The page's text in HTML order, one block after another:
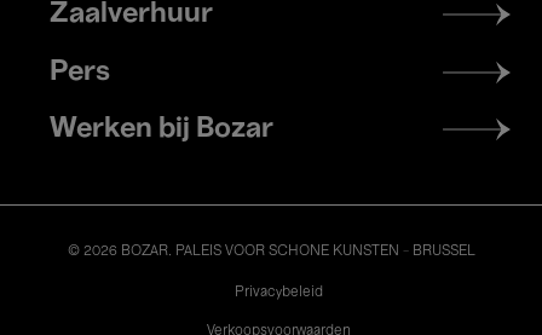
Zaalverhuur
Pers
Werken bij Bozar
© 2026 BOZAR. PALEIS VOOR SCHONE KUNSTEN - BRUSSEL
Privacybeleid
Verkoopsvoorwaarden